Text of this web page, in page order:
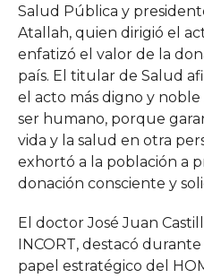
Salud Pública y
Atallah, quien dirigió el
enfatizó el valor de la
país. El titular de Salud
el acto más digno y
ser humano, porque
vida y la salud en otra
exhortó a la población a
donación consciente y
El doctor José Juan
INCORT, destacó
papel estratégico del